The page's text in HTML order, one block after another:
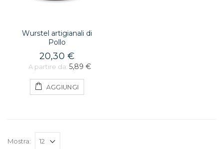
Wurstel artigianali di
Pollo
20,30 €
A partire da: 5,89 €
AGGIUNGI
Mostra: